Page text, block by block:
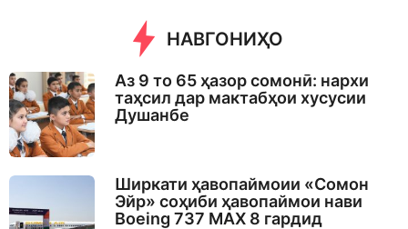
a
g
o
НАВГОНИҲО
Аз 9 то 65 ҳазор сомонӣ: нархи
таҳсил дар мактабҳои хусусии
Душанбе
Ширкати ҳавопаймоии «Сомон
Эйр» соҳиби ҳавопаймои нави
Boeing 737 MAX 8 гардид